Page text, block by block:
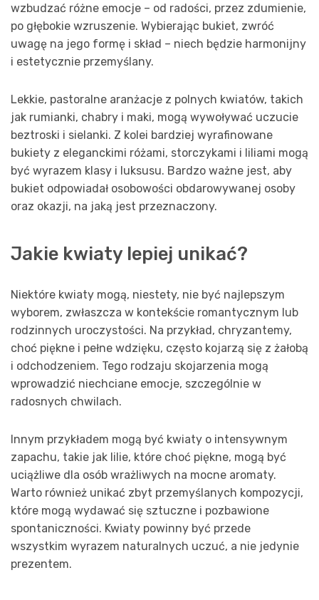
wzbudzać różne emocje – od radości, przez zdumienie,
po głębokie wzruszenie. Wybierając bukiet, zwróć
uwagę na jego formę i skład – niech będzie harmonijny
i estetycznie przemyślany.
Lekkie, pastoralne aranżacje z polnych kwiatów, takich
jak rumianki, chabry i maki, mogą wywoływać uczucie
beztroski i sielanki. Z kolei bardziej wyrafinowane
bukiety z eleganckimi różami, storczykami i liliami mogą
być wyrazem klasy i luksusu. Bardzo ważne jest, aby
bukiet odpowiadał osobowości obdarowywanej osoby
oraz okazji, na jaką jest przeznaczony.
Jakie kwiaty lepiej unikać?
Niektóre kwiaty mogą, niestety, nie być najlepszym
wyborem, zwłaszcza w kontekście romantycznym lub
rodzinnych uroczystości. Na przykład, chryzantemy,
choć piękne i pełne wdzięku, często kojarzą się z żałobą
i odchodzeniem. Tego rodzaju skojarzenia mogą
wprowadzić niechciane emocje, szczególnie w
radosnych chwilach.
Innym przykładem mogą być kwiaty o intensywnym
zapachu, takie jak lilie, które choć piękne, mogą być
uciążliwe dla osób wrażliwych na mocne aromaty.
Warto również unikać zbyt przemyślanych kompozycji,
które mogą wydawać się sztuczne i pozbawione
spontaniczności. Kwiaty powinny być przede
wszystkim wyrazem naturalnych uczuć, a nie jedynie
prezentem.